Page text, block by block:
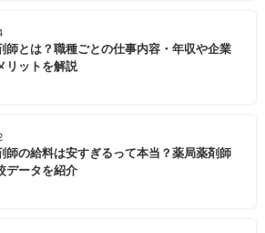
師とは？職種ごとの仕事内容・年収や企業
リットを解説
師の給料は安すぎるって本当？薬局薬剤師
データを紹介